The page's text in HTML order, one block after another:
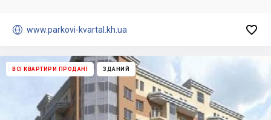
 www.parkovi-kvartal.kh.ua 
ВСІ КВАРТИРИ ПРОДАНІ ЗДАНИЙ